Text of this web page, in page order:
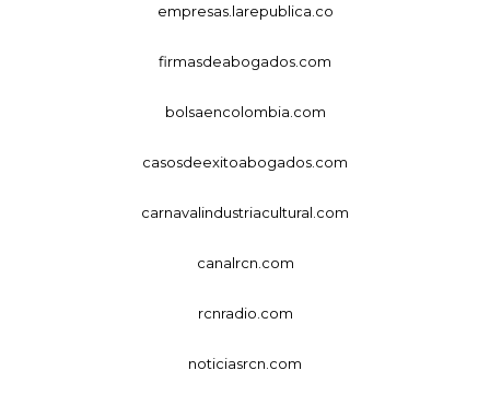
empresas.larepublica.co
firmasdeabogados.com
bolsaencolombia.com
casosdeexitoabogados.com
carnavalindustriacultural.com
canalrcn.com
rcnradio.com
noticiasrcn.com